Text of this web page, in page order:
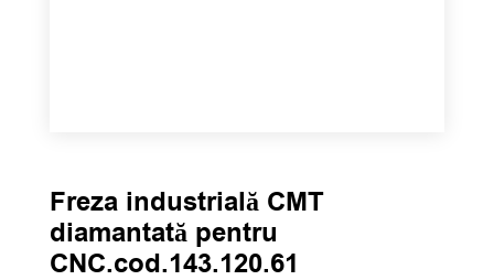
Freza industrială CMT
diamantată pentru
CNC.cod.143.120.61